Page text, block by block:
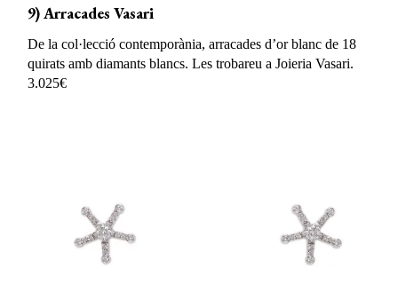
9) Arracades Vasari
De la col·lecció contemporània, arracades d’or blanc de 18
quirats amb diamants blancs. Les trobareu a Joieria Vasari.
3.025€